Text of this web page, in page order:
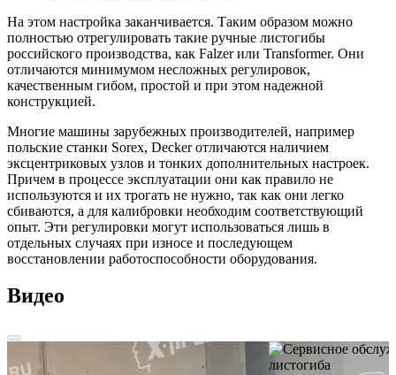
На этом настройка заканчивается. Таким образом можно
полностью отрегулировать такие ручные листогибы
российского производства, как Falzer или Transformer. Они
отличаются минимумом несложных регулировок,
качественным гибом, простой и при этом надежной
конструкцией.
Многие машины зарубежных производителей, например
польские станки Sorex, Decker отличаются наличием
эксцентриковых узлов и тонких дополнительных настроек.
Причем в процессе эксплуатации они как правило не
используются и их трогать не нужно, так как они легко
сбиваются, а для калибровки необходим соответствующий
опыт. Эти регулировки могут использоваться лишь в
отдельных случаях при износе и последующем
восстановлении работоспособности оборудования.
Видео